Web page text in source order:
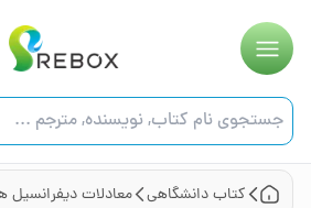
کتابدانشگاهی